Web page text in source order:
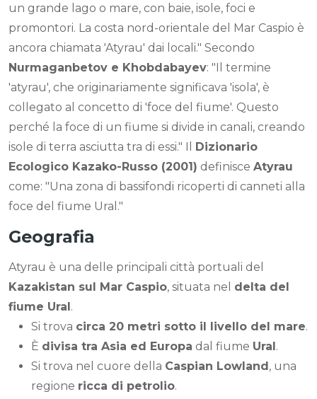
un grande lago o mare, con baie, isole, foci e
promontori. La costa nord-orientale del Mar Caspio è
ancora chiamata 'Atyrau' dai locali." Secondo
Nurmaganbetov e Khobdabayev: "Il termine
'atyrau', che originariamente significava 'isola', è
collegato al concetto di 'foce del fiume'. Questo
perché la foce di un fiume si divide in canali, creando
isole di terra asciutta tra di essi." Il Dizionario
Ecologico Kazako-Russo (2001) definisce Atyrau
come: "Una zona di bassifondi ricoperti di canneti alla
foce del fiume Ural."
Geografia
Atyrau è una delle principali città portuali del
Kazakistan sul Mar Caspio, situata nel delta del
fiume Ural.
Si trova circa 20 metri sotto il livello del mare.
È divisa tra Asia ed Europa dal fiume Ural.
Si trova nel cuore della Caspian Lowland, una
regione ricca di petrolio.